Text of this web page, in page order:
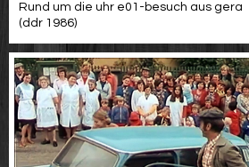
Rund um die uhr e01-besuch aus gera
(ddr 1986)